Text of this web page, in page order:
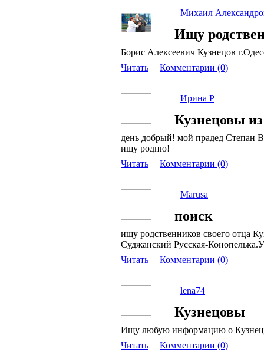
Михаил
Ищу
Борис Алексеевич Кузнецов
Читать | Комментарии (0)
Ирина Р
Кузнецовы
день добрый! мой прадед Степан
ищу родню!
Читать | Комментарии (0)
Marusa
поиск
ищу родственников своего отца
Суджанский Русская-
Читать | Комментарии (0)
lena74
Кузнецовы
Ищу любую информацию о
Читать | Комментарии (0)